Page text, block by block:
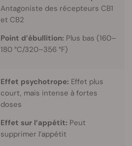
Antagoniste des récepteurs CB1
et CB2
Point d’ébullition: Plus bas (160–
180 °C/320–356 °F)
Effet psychotrope: Effet plus
court, mais intense à fortes
doses
Effet sur l’appétit: Peut
supprimer l’appétit